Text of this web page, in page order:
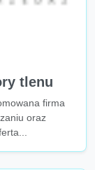
tlenu
firma
oraz